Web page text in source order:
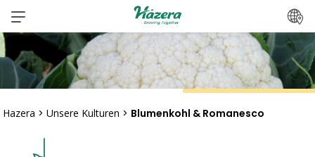
Zum
Inhalt
springen
Hazera > Unsere Kulturen > Blumenkohl & Romanesco